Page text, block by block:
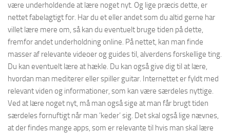
være underholdende at lære noget nyt. Og lige præcis dette, er
nettet fabelagtigt for. Har du et eller andet som du altid gerne har
villet lære mere om, så kan du eventuelt bruge tiden på dette,
fremfor andet underholdning online. På nettet, kan man finde
masser af relevante videoer og guides til, alverdens forskellige ting.
Du kan eventuelt lære at hækle. Du kan også give dig til at lære,
hvordan man mediterer eller spiller guitar. Internettet er fyldt med
relevant viden og informationer, som kan være særdeles nyttige.
Ved at lære noget nyt, må man også sige at man får brugt tiden
særdeles fornuftigt når man ’keder’ sig. Det skal også lige nævnes,
at der findes mange apps, som er relevante til hvis man skal lære